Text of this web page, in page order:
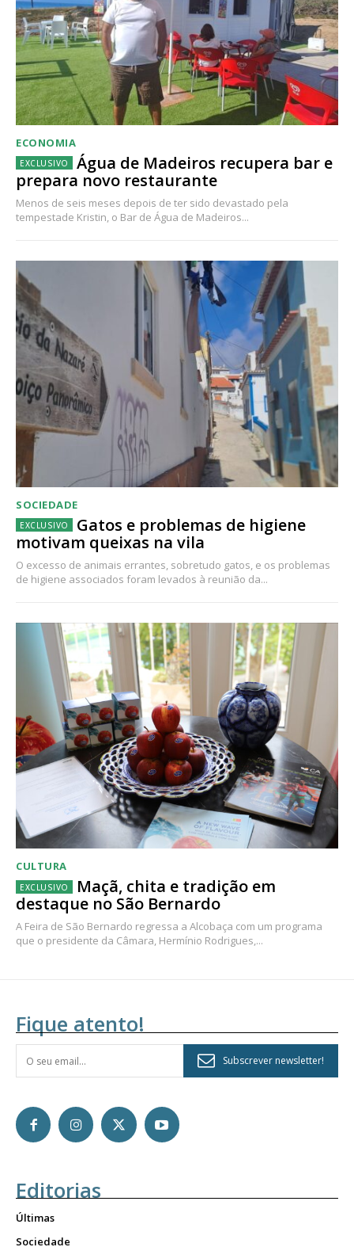
ECONOMIA
Água de Madeiros recupera bar e
prepara novo restaurante
Menos de seis meses depois de ter sido devastado pela
tempestade Kristin, o Bar de Água de Madeiros...
SOCIEDADE
Gatos e problemas de higiene
motivam queixas na vila
O excesso de animais errantes, sobretudo gatos, e os problemas
de higiene associados foram levados à reunião da...
CULTURA
Maçã, chita e tradição em
destaque no São Bernardo
A Feira de São Bernardo regressa a Alcobaça com um programa
que o presidente da Câmara, Hermínio Rodrigues,...
Fique atento!
Subscrever newsletter!
Editorias
Últimas
Sociedade